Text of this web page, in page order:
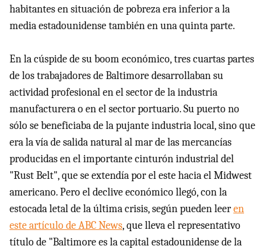
habitantes en situación de pobreza era inferior a la
media estadounidense también en una quinta parte.
En la cúspide de su boom económico, tres cuartas partes
de los trabajadores de Baltimore desarrollaban su
actividad profesional en el sector de la industria
manufacturera o en el sector portuario. Su puerto no
sólo se beneficiaba de la pujante industria local, sino que
era la vía de salida natural al mar de las mercancías
producidas en el importante cinturón industrial del
"Rust Belt", que se extendía por el este hacia el Midwest
americano. Pero el declive económico llegó, con la
estocada letal de la última crisis, según pueden leeren
este artículo de ABC News, que lleva el representativo
título de "Baltimore es la capital estadounidense de la